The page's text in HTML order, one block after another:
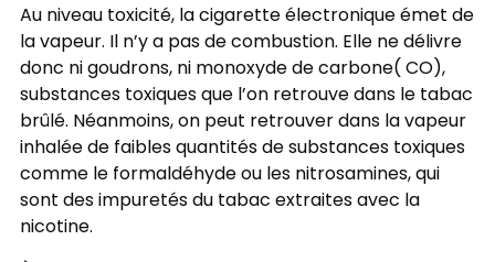
Au niveau toxicité, la cigarette électronique émet de
la vapeur. Il n’y a pas de combustion. Elle ne délivre
donc ni goudrons, ni monoxyde de carbone( CO),
substances toxiques que l’on retrouve dans le tabac
brûlé. Néanmoins, on peut retrouver dans la vapeur
inhalée de faibles quantités de substances toxiques
comme le formaldéhyde ou les nitrosamines, qui
sont des impuretés du tabac extraites avec la
nicotine.